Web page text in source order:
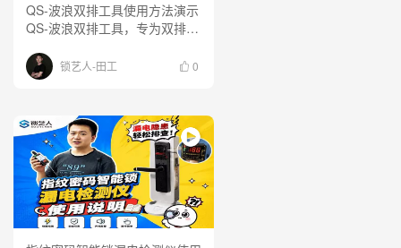
QS-波浪双排工具使用方法演示
QS-波浪双排工具，专为双排弹
示这款工具的使用方法
锁艺人-田工 0